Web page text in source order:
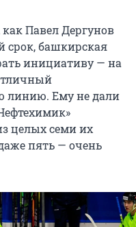
Павел Дергунов
срок, башкирская
инициативу — на
линию. Ему не дали
целых семи их
пять — очень